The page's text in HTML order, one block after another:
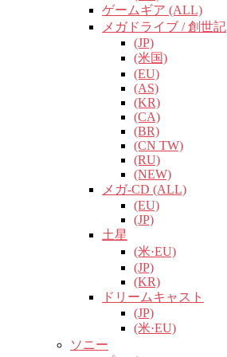
ゲームギア (ALL)
メガドライブ / 創世記
(JP)
(米国)
(EU)
(AS)
(KR)
(CA)
(BR)
(CN TW)
(RU)
(NEW)
メガ-CD (ALL)
(EU)
(JP)
土星
(米·EU)
(JP)
(KR)
ドリームキャスト
(JP)
(米·EU)
ソニー